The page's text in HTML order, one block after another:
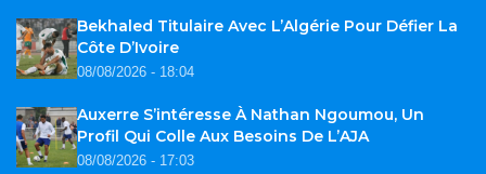
Bekhaled Titulaire Avec L’Algérie Pour Défier La
Côte D’Ivoire
08/08/2026 - 18:04
Auxerre S’intéresse À Nathan Ngoumou, Un
Profil Qui Colle Aux Besoins De L’AJA
08/08/2026 - 17:03